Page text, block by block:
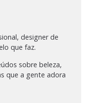
designer de
que faz.
sobre beleza,
que a gente adora